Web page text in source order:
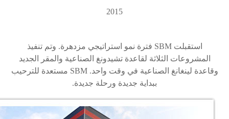
2015
استقبلتSBM فترة نمو استراتيجي مزدهرة. وتم تنفيذ
المشروعات الثلاثة لقاعدة تشيدونغ الصناعية والمقر الجديد
وقاعدة لينغانغ الصناعية في وقت واحد.SBM مستعدة للترحيب
ببداية جديدة ورحلة جديدة.